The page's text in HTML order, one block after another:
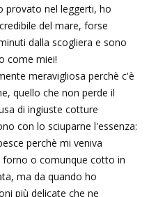
provato nel leggerti, ho
del mare, forse
dalla scogliera e sono
come miei!
meravigliosa perchè c'è
quello che non perde il
di ingiuste cotture
con lo sciuparne l'essenza:
perchè mi veniva
o comunque cotto in
ma da quando ho
più delicate che ne